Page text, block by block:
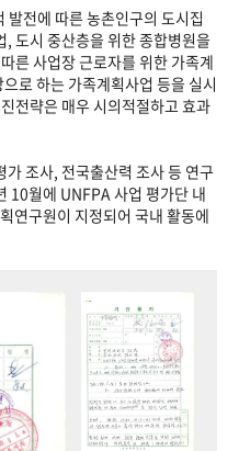
전에 따른 농촌인구의 도시집
도시 중산층을 위한 종합병원을
른 사업장 근로자를 위한 가족계
로 하는 가족계획사업 등을 실시
전략은 매우 시의적절하고 효과
조사, 전국출산력 조사 등 연구
10월에 UNFPA 사업 평가단 내
연구원이 지정되어 국내 활동에